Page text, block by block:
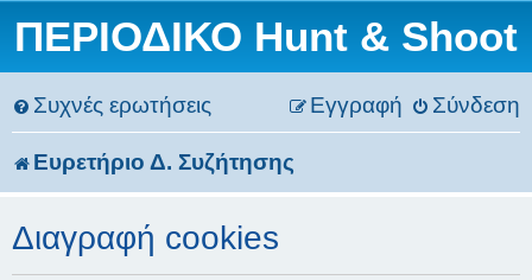
ΠΕΡΙΟΔΙΚΟ Hunt & Shoot
Συχνές ερωτήσεις Σύνδεση
Εγγραφή
Ευρετήριο Δ. Συζήτησης
Διαγραφή cookies